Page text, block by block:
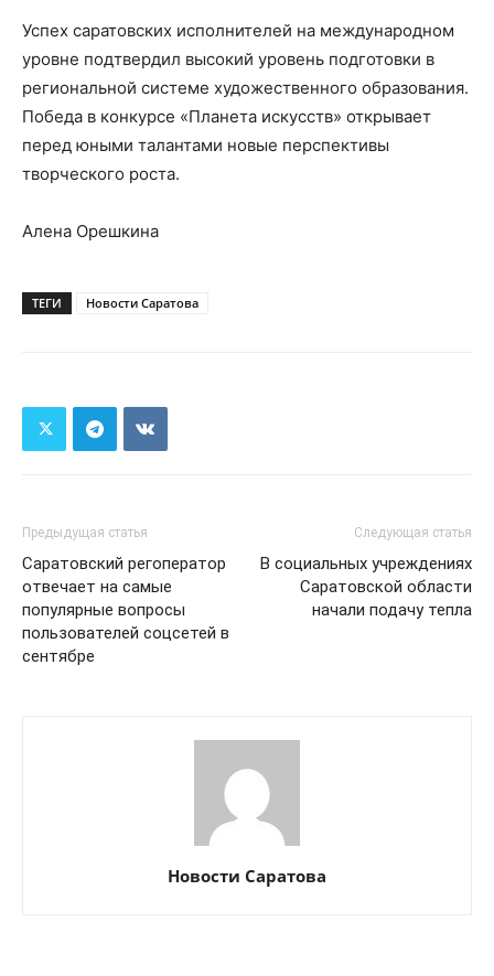
Успех саратовских исполнителей на международном
уровне подтвердил высокий уровень подготовки в
региональной системе художественного образования.
Победа в конкурсе «Планета искусств» открывает
перед юными талантами новые перспективы
творческого роста.
Алена Орешкина
ТЕГИ Новости Саратова
Предыдущая статья
Саратовский регоператор
отвечает на самые
популярные вопросы
пользователей соцсетей в
сентябре
Следующая статья
В социальных учреждениях
Саратовской области
начали подачу тепла
Новости Саратова